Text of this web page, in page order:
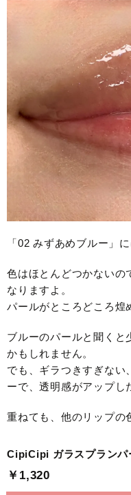
「02 みずあめブルー」
色はほとんどつかないの
なりますよ。
パールがところどころ煌
ブルーのパールと聞くと
かもしれません。
でも、ギラつきすぎない
ーで、透明感がアップ
重ねても、他のリップの
CipiCipi ガラスプランパ
￥1,320